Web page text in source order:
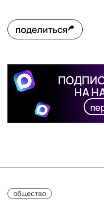
поделиться
НА
общество